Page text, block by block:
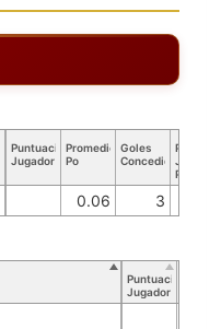
Puntuación
Jugador
Promedio
Po
Goles
Concedidos
Partidos
Jugador
PO
0.06 3
Puntuación
Jugador